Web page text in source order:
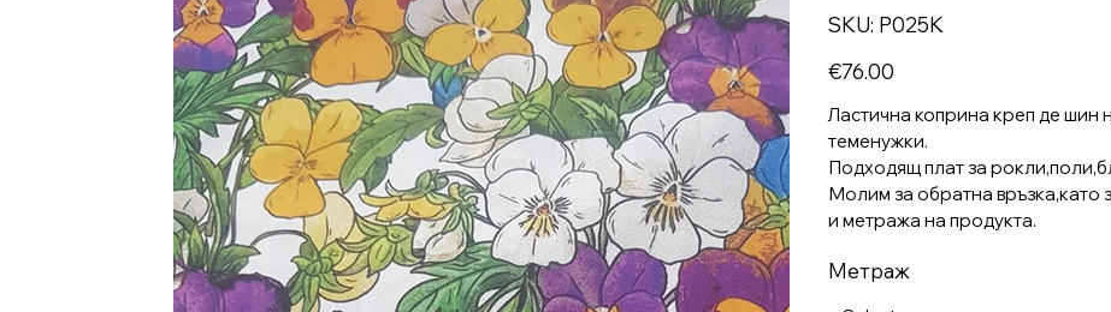
SKU: SKU
P025K
P025K
Price
€76.00
Ластична коприна креп де шин
теменужки.
Подходящ плат за
Молим за обратна връзка,като
и метража на продукта.
Метраж